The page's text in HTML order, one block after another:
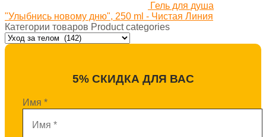
Гель для душа
"Улыбнись новому дню", 250 ml - Чистая Линия
Категории товаров Product categories
5% СКИДКА ДЛЯ ВАС
Имя *